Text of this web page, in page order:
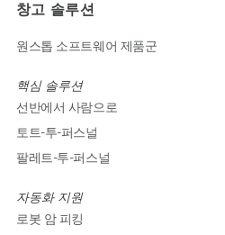
창고 솔루션
원스톱 소프트웨어 제품군
핵심 솔루션
선반에서 사람으로
토트-투-퍼스널
팔레트-투-퍼스널
자동화 지원
로봇 암 피킹